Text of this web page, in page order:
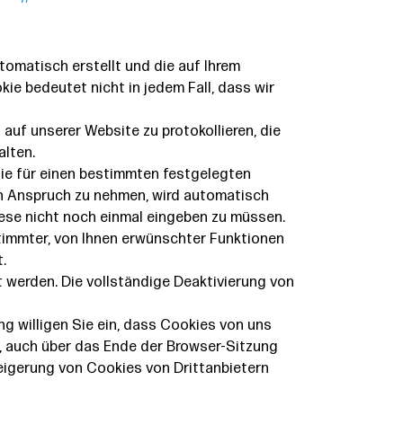
erstellt und die auf Ihrem
bedeutet nicht in jedem Fall, dass wir
unserer Website zu protokollieren, die
für einen bestimmten festgelegten
zu nehmen, wird automatisch
nicht noch einmal eingeben zu müssen.
von Ihnen erwünschter Funktionen
Die vollständige Deaktivierung von
willigen Sie ein, dass Cookies von uns
über das Ende der Browser-Sitzung
von Cookies von Drittanbietern